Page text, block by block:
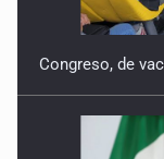
Congreso, de